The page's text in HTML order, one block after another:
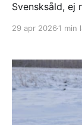
Svensksåld, ej
hade brunnit
massor av
känslan av en
29 apr 2026 1 min